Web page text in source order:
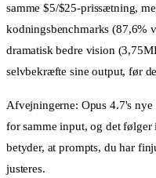
samme $5/$25-prissætning,
kodningsbenchmarks (87,6%
dramatisk bedre vision
selvbekræfte sine output, før
Afvejningerne: Opus 4.7's
for samme input, og det
betyder, at prompts, du har
justeres.